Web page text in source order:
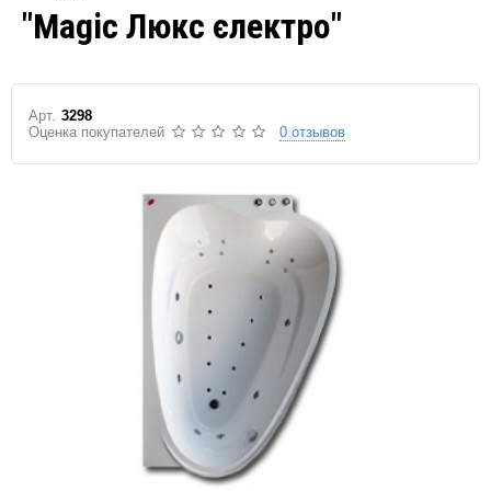
"Magic Люкс єлектро"
Арт. 3298
Оценка покупателей
0 отзывов